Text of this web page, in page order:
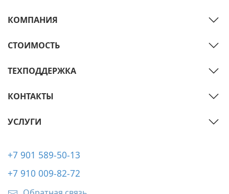
КОМПАНИЯ
СТОИМОСТЬ
ТЕХПОДДЕРЖКА
КОНТАКТЫ
УСЛУГИ
+7 901 589-50-13
+7 910 009-82-72